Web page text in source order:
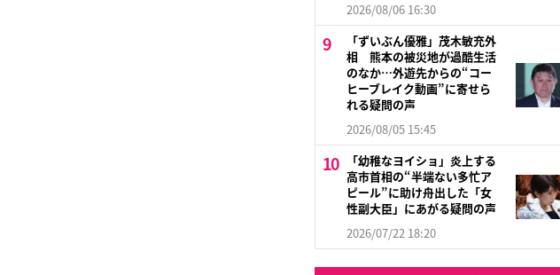
2026/08/06 16:30
「ずいぶん優雅」茂木敏充外
相 熊本の被災地が過酷生活
のなか…外遊先からの“コー
ヒーブレイク動画”に寄せら
れる疑問の声
2026/08/05 15:45
「幼稚なヨイショ」炎上する
高市首相の“半端ない多忙ア
ピール”に助け舟出した「女
性副大臣」にあがる疑問の声
2026/07/22 18:20